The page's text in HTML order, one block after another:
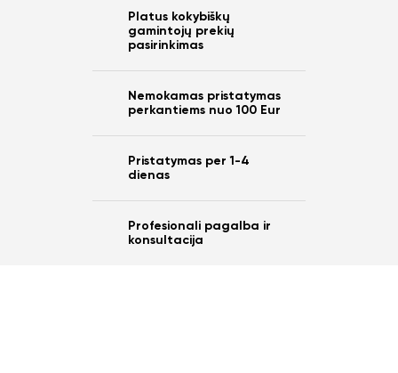
Platus kokybiškų
gamintojų prekių
pasirinkimas
Nemokamas pristatymas
perkantiems nuo 100 Eur
Pristatymas per 1-4
dienas
Profesionali pagalba ir
konsultacija